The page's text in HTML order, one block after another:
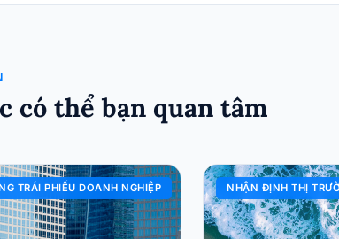
có thể bạn quan tâm
TRÁI PHIẾU DOANH NGHIỆP NHẬN ĐỊNH THỊ